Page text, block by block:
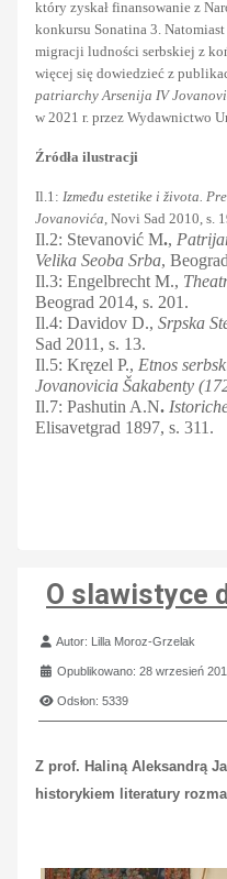
który zyskał finansowanie z
konkursu Sonatina 3.
migracji ludności serbskiej z
więcej się dowiedzieć z
patriarchy Arsenija IV
w 2021 r. przez Wydawnictwo
Źródła ilustracji
Il.1: Između estetike i života.
Jovanovića , Novi Sad 2010, s.
Il.2: Stevanović M.,
Velika Seoba Srba,
Il.3: Engelbrecht M.,
Beograd 2014, s. 201.
Il.4: Davidov D., Srpska
Sad 2011, s. 13.
Il.5: Kręzel P., Etnos
Jovanovicia Šakabenty
Il.7: Pashutin A.N.
Elisavetgrad 1897, s. 311.
O slawistyce
Szczegóły
Autor: Lilla Moroz-Grzelak
Opublikowano: 28 wrzesień
Odsłon: 5339
Z prof. Haliną Aleksandrą
historykiem literatury